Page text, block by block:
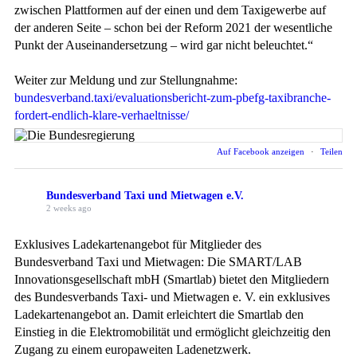
zwischen Plattformen auf der einen und dem Taxigewerbe auf
der anderen Seite – schon bei der Reform 2021 der wesentliche
Punkt der Auseinandersetzung – wird gar nicht beleuchtet.“
Weiter zur Meldung und zur Stellungnahme:
bundesverband.taxi/evaluationsbericht-zum-pbefg-taxibranche-
fordert-endlich-klare-verhaeltnisse/
Auf Facebook anzeigen · Teilen
Bundesverband Taxi und Mietwagen e.V.
2 weeks ago
Exklusives Ladekartenangebot für Mitglieder des
Bundesverband Taxi und Mietwagen: Die SMART/LAB
Innovationsgesellschaft mbH (Smartlab) bietet den Mitgliedern
des Bundesverbands Taxi- und Mietwagen e. V. ein exklusives
Ladekartenangebot an. Damit erleichtert die Smartlab den
Einstieg in die Elektromobilität und ermöglicht gleichzeitig den
Zugang zu einem europaweiten Ladenetzwerk.